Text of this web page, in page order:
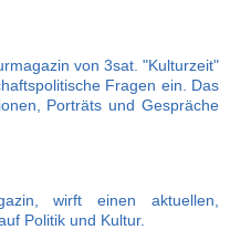
von 3sat. "Kulturzeit"
Fragen ein. Das
Porträts und Gespräche
wirft einen aktuellen,
Politik und Kultur.